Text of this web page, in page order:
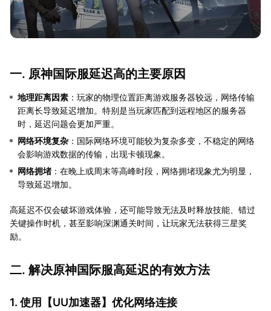
一. 原神国际服延迟高的主要原因
地理距离因素 ：玩家的物理位置距离游戏服务器较远，网络传输
距离长导致延迟增加。特别是当玩家匹配到远程地区的服务器
时，延迟问题会更加严重。
网络环境复杂 ：国际网络环境可能较为复杂多变，不稳定的网络
会影响游戏数据的传输，出现卡顿现象。
网络拥堵 ：在晚上或周末等高峰时段，网络拥堵现象尤为明显，
导致延迟增加。
高延迟不仅会破坏游戏体验，还可能导致无法及时释放技能、错过
关键操作时机，甚至影响深渊通关时间，让玩家无法获得三星奖
励。
二. 解决原神国际服高延迟的有效方法
1. 使用【UU加速器】优化网络连接